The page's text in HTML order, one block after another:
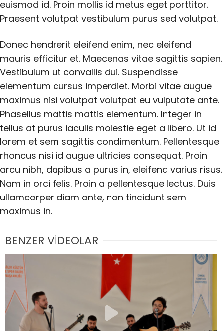
euismod id. Proin mollis id metus eget porttitor.
Praesent volutpat vestibulum purus sed volutpat.
Donec hendrerit eleifend enim, nec eleifend
mauris efficitur et. Maecenas vitae sagittis sapien.
Vestibulum ut convallis dui. Suspendisse
elementum cursus imperdiet. Morbi vitae augue
maximus nisi volutpat volutpat eu vulputate ante.
Phasellus mattis mattis elementum. Integer in
tellus at purus iaculis molestie eget a libero. Ut id
lorem et sem sagittis condimentum. Pellentesque
rhoncus nisi id augue ultricies consequat. Proin
arcu nibh, dapibus a purus in, eleifend varius risus.
Nam in orci felis. Proin a pellentesque lectus. Duis
ullamcorper diam ante, non tincidunt sem
maximus in.
BENZER VİDEOLAR